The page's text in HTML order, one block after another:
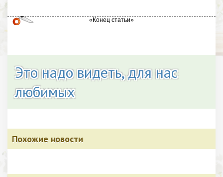
Это надо видеть, для нас
любимых
Похожие новости